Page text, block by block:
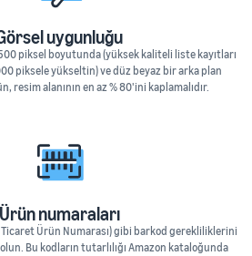
uygunluğu
piksel boyutunda (yüksek kaliteli liste kayıtları
piksele yükseltin) ve düz beyaz bir arka plan
resim alanının en az % 80'ini kaplamalıdır.
Ürün numaraları
Ticaret Ürün Numarası) gibi barkod gerekliliklerini
olun. Bu kodların tutarlılığı Amazon kataloğunda